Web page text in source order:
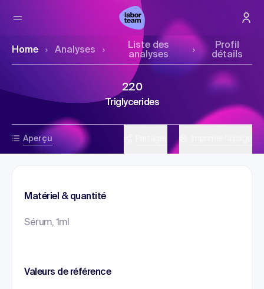
Home Analyses
Liste des
analyses
Profil
détails
Aperçu
220
Triglycerides
Matériel & quantité
Sérum, 1ml
Valeurs de référence